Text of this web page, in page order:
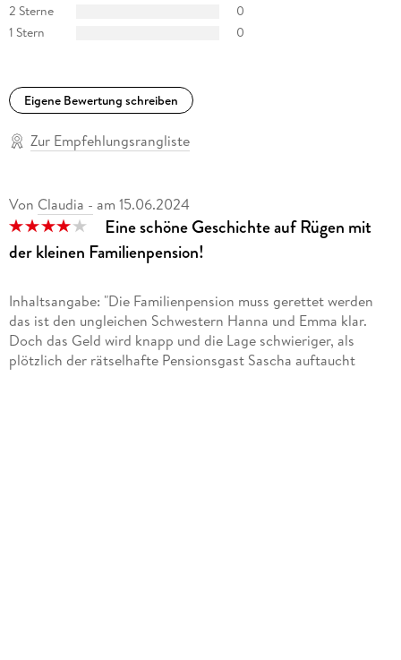
2 Sterne
0
1 Stern
0
Eigene Bewertung schreiben
Zur Empfehlungsrangliste
Von Claudia - am 15.06.2024
Eine schöne Geschichte auf Rügen mit
der kleinen Familienpension!
Inhaltsangabe: "Die Familienpension muss gerettet werden
das ist den ungleichen Schwestern Hanna und Emma klar.
Doch das Geld wird knapp und die Lage schwieriger, als
plötzlich der rätselhafte Pensionsgast Sascha auftaucht